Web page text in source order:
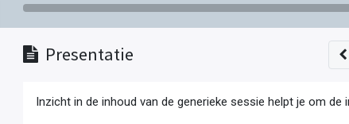
Presentatie
Inzicht in de inhoud van de generieke sessie helpt je om